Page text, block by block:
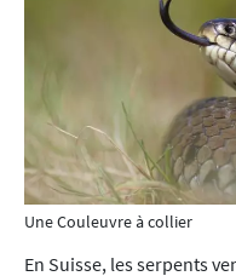
Une Couleuvre à collier
En Suisse, les serpents